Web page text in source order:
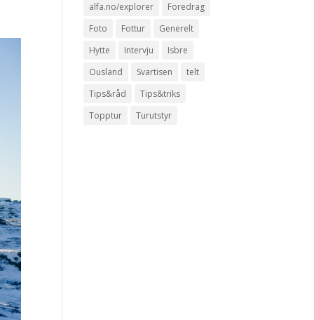
alfa.no/explorer
Foredrag
Foto
Fottur
Generelt
Hytte
Intervju
Isbre
Ousland
Svartisen
telt
Tips&råd
Tips&triks
Topptur
Turutstyr